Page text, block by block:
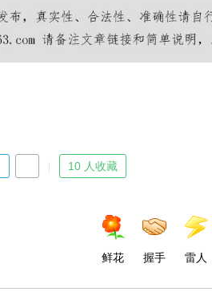
10 人收藏
鲜花 握手 雷人